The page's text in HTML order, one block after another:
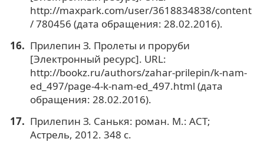
http://maxpark.com/user/3618834838/content
/ 780456 (дата обращения: 28.02.2016).
Прилепин З. Пролеты и проруби
[Электронный ресурс]. URL:
http://bookz.ru/authors/zahar-prilepin/k-nam-
ed_497/page-4-k-nam-ed_497.html (дата
обращения: 28.02.2016).
Прилепин З. Санькя: роман. М.: АСТ;
Астрель, 2012. 348 с.